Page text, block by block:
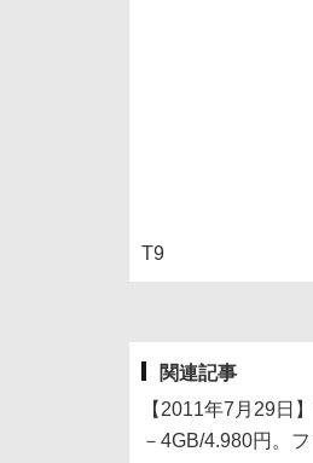
T9
関連記事
【2011年7月29日
－4GB/4.980円。